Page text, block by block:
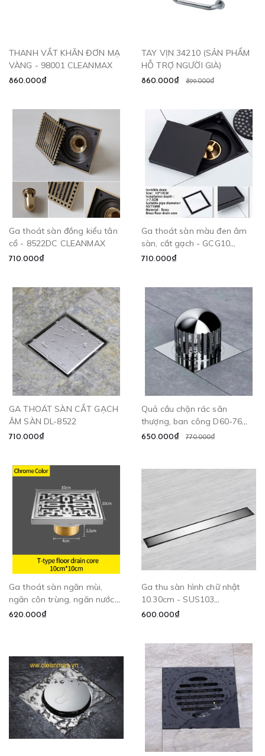
THANH VẮT KHĂN ĐƠN MẠ
VÀNG - 98001 CLEANMAX
860.000₫
TAY VỊN 34210 (SẢN PHẨM
HỖ TRỢ NGƯỜI GIÀ)
860.000₫ 899.000₫
Ga thoát sàn đồng kiểu tân
cổ - 8522DC CLEANMAX
710.000₫
Ga thoát sàn màu đen âm
sàn, cắt gạch - GCG10
CLEANMAX
710.000₫
GA THOÁT SÀN CẮT GẠCH
ÂM SÀN DL-8522
710.000₫
Quả cầu chặn rác sân
thượng, ban công D60-76
CLEANMAX
650.000₫ 770.000₫
Ga thoát sàn ngăn mùi,
ngăn côn trùng, ngăn nước
trào ngược - DL8599
620.000₫
Ga thu sàn hình chữ nhật
10.30cm - SUS103
CLEANMAX
600.000₫